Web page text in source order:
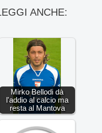
ANCHE:
Mirko Bellodi dà
l'addio al calcio ma
resta al Mantova